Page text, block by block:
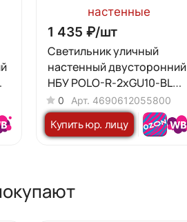
1 435 ₽/шт
Светильник уличный
настенный двусторонний
НБУ POLO-R-2хGU10-BL
алюминиевый черный IP54
IN HOME
0 Арт. 4690612055800
Купить юр. лицу